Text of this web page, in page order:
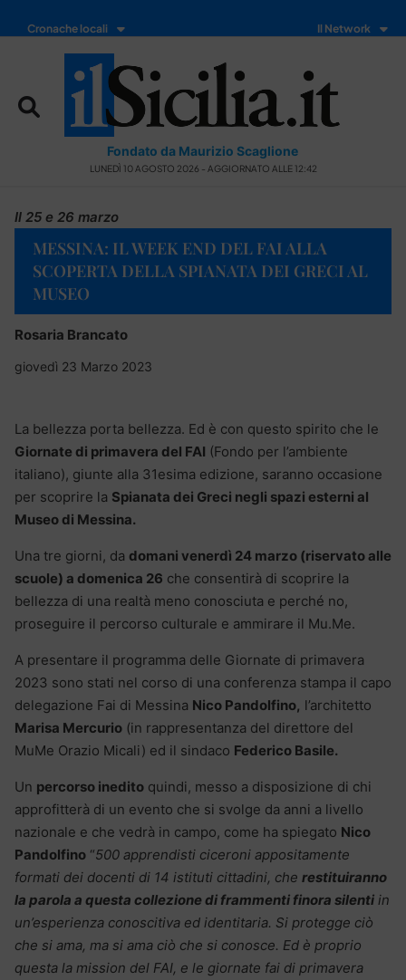
Cronache locali Il Network
Fondato da Maurizio Scaglione
LUNEDÌ 10 AGOSTO 2026 - AGGIORNATO ALLE 12:42
Il 25 e 26 marzo
MESSINA: IL WEEK END DEL FAI ALLA
SCOPERTA DELLA SPIANATA DEI GRECI AL
MUSEO
Rosaria Brancato
giovedì 23 Marzo 2023
La bellezza porta bellezza. Ed è con questo spirito che le
Giornate di primavera del FAI (Fondo per l’ambiente
italiano), giunte alla 31esima edizione, saranno occasione
per scoprire la Spianata dei Greci negli spazi esterni al
Museo di Messina.
Una tre giorni, da domani venerdì 24 marzo (riservato alle
scuole) a domenica 26 che consentirà di scoprire la
bellezza di una realtà meno conosciuta e perché no,
proseguire il percorso culturale e ammirare il Mu.Me.
A presentare il programma delle Giornate di primavera
2023 sono stati nel corso di una conferenza stampa il capo
delegazione Fai di Messina Nico Pandolfino, l’architetto
Marisa Mercurio (in rappresentanza del direttore del
MuMe Orazio Micali) ed il sindaco Federico Basile.
Un percorso inedito quindi, messo a disposizione di chi
approfitterà di un evento che si svolge da anni a livello
nazionale e che vedrà in campo, come ha spiegato Nico
Pandolfino “500 apprendisti ciceroni appositamente
formati dei docenti di 14 istituti cittadini, che restituiranno
la parola a questa collezione di frammenti finora silenti in
un’esperienza conoscitiva ed identitaria. Si protegge ciò
che si ama, ma si ama ciò che si conosce. Ed è proprio
questa la mission del FAI, e le giornate fai di primavera